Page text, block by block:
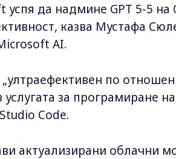
да надмине GPT 5-5 на
казва Мустафа
AI.
по
за програмиране
Code.
актуализирани облачни